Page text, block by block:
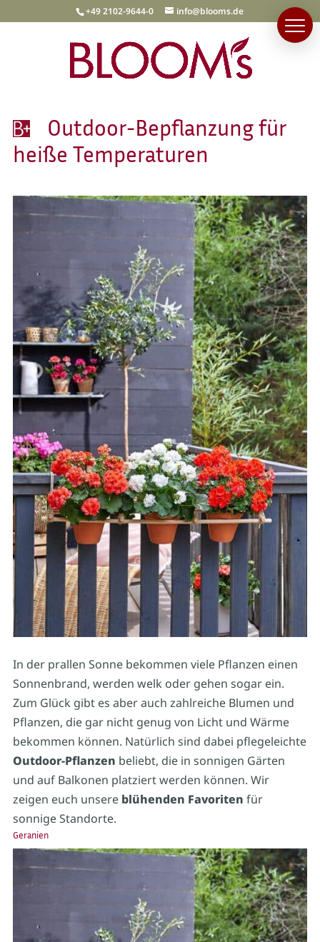
+49 2102-9644-0 info@blooms.de
Outdoor-Bepflanzung für
heiße Temperaturen
In der prallen Sonne bekommen viele Pflanzen einen
Sonnenbrand, werden welk oder gehen sogar ein.
Zum Glück gibt es aber auch zahlreiche Blumen und
Pflanzen, die gar nicht genug von Licht und Wärme
bekommen können. Natürlich sind dabei pflegeleichte
Outdoor-Pflanzen beliebt, die in sonnigen Gärten
und auf Balkonen platziert werden können. Wir
zeigen euch unsere blühenden Favoriten für
sonnige Standorte.
Geranien